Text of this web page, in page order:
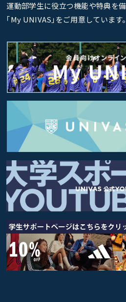
運動部学生に役立つ機能や特典を
｢My UNIVAS｣をご用意しています。